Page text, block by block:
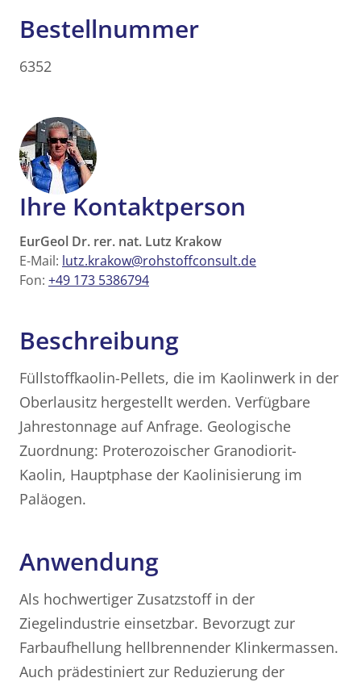
Bestellnummer
6352
Ihre Kontaktperson
EurGeol Dr. rer. nat. Lutz Krakow
E-Mail: lutz.krakow@rohstoffconsult.de
Fon: +49 173 5386794
Beschreibung
Füllstoffkaolin-Pellets, die im Kaolinwerk in der
Oberlausitz hergestellt werden. Verfügbare
Jahrestonnage auf Anfrage. Geologische
Zuordnung: Proterozoischer Granodiorit-
Kaolin, Hauptphase der Kaolinisierung im
Paläogen.
Anwendung
Als hochwertiger Zusatzstoff in der
Ziegelindustrie einsetzbar. Bevorzugt zur
Farbaufhellung hellbrennender Klinkermassen.
Auch prädestiniert zur Reduzierung der